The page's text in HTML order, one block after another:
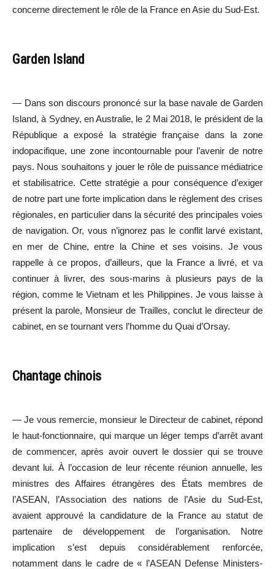
concerne directement le rôle de la France en Asie du Sud-Est.
Garden Island
— Dans son discours prononcé sur la base navale de Garden
Island, à Sydney, en Australie, le 2 Mai 2018, le président de la
République a exposé la stratégie française dans la zone
indopacifique, une zone incontournable pour l’avenir de notre
pays. Nous souhaitons y jouer le rôle de puissance médiatrice
et stabilisatrice. Cette stratégie a pour conséquence d’exiger
de notre part une forte implication dans le règlement des crises
régionales, en particulier dans la sécurité des principales voies
de navigation. Or, vous n’ignorez pas le conflit larvé existant,
en mer de Chine, entre la Chine et ses voisins. Je vous
rappelle à ce propos, d’ailleurs, que la France a livré, et va
continuer à livrer, des sous-marins à plusieurs pays de la
région, comme le Vietnam et les Philippines. Je vous laisse à
présent la parole, Monsieur de Trailles, conclut le directeur de
cabinet, en se tournant vers l’homme du Quai d’Orsay.
Chantage chinois
— Je vous remercie, monsieur le Directeur de cabinet, répond
le haut-fonctionnaire, qui marque un léger temps d’arrêt avant
de commencer, après avoir ouvert le dossier qui se trouve
devant lui. À l’occasion de leur récente réunion annuelle, les
ministres des Affaires étrangères des États membres de
l’ASEAN, l’Association des nations de l’Asie du Sud-Est,
avaient approuvé la candidature de la France au statut de
partenaire de développement de l’organisation. Notre
implication s’est depuis considérablement renforcée,
notamment dans le cadre de « l’ASEAN Defense Ministers-